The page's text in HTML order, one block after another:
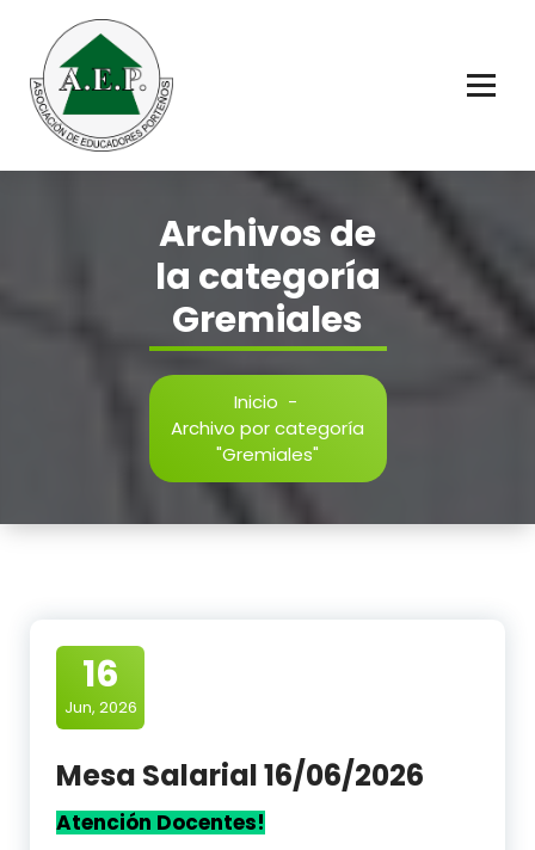
contenido
Archivos de
la categoría
Gremiales
Inicio -
Archivo por categoría
"Gremiales"
16
Jun, 2026
Mesa Salarial 16/06/2026
Atención Docentes!